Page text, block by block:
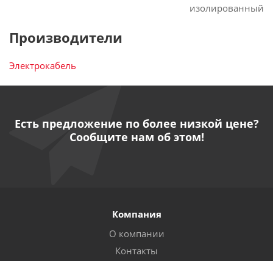
изолированный
Производители
Электрокабель
Есть предложение по более низкой цене?
Сообщите нам об этом!
Компания
О компании
Контакты